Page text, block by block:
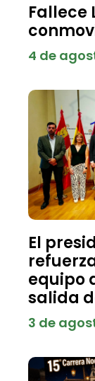
Fallece
4 de
El
equipo
salida
3 de